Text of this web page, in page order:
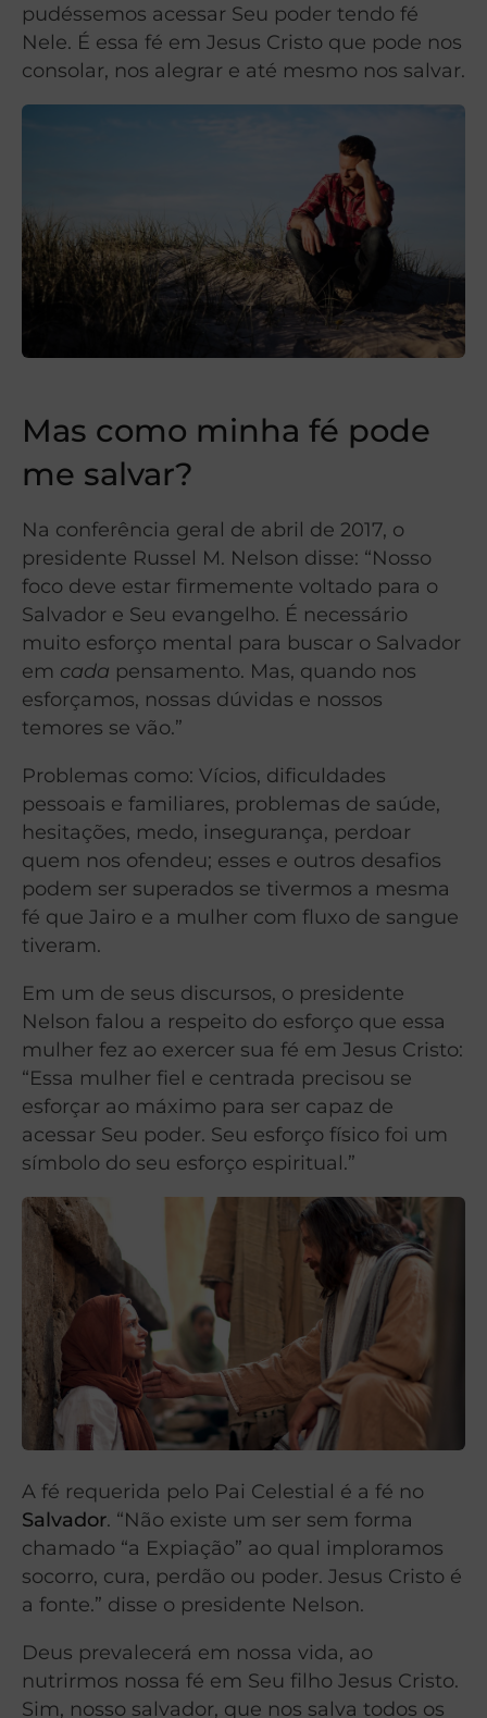
pudéssemos acessar Seu poder tendo fé
Nele. É essa fé em Jesus Cristo que pode nos
consolar, nos alegrar e até mesmo nos salvar.
Mas como minha fé pode
me salvar?
Na conferência geral de abril de 2017, o
presidente Russel M. Nelson disse: “Nosso
foco deve estar firmemente voltado para o
Salvador e Seu evangelho. É necessário
muito esforço mental para buscar o Salvador
em cada pensamento. Mas, quando nos
esforçamos, nossas dúvidas e nossos
temores se vão.”
Problemas como: Vícios, dificuldades
pessoais e familiares, problemas de saúde,
hesitações, medo, insegurança, perdoar
quem nos ofendeu; esses e outros desafios
podem ser superados se tivermos a mesma
fé que Jairo e a mulher com fluxo de sangue
tiveram.
Em um de seus discursos, o presidente
Nelson falou a respeito do esforço que essa
mulher fez ao exercer sua fé em Jesus Cristo:
“Essa mulher fiel e centrada precisou se
esforçar ao máximo para ser capaz de
acessar Seu poder. Seu esforço físico foi um
símbolo do seu esforço espiritual.”
A fé requerida pelo Pai Celestial é a fé no
Salvador. “Não existe um ser sem forma
chamado “a Expiação” ao qual imploramos
socorro, cura, perdão ou poder. Jesus Cristo é
a fonte.” disse o presidente Nelson.
Deus prevalecerá em nossa vida, ao
nutrirmos nossa fé em Seu filho Jesus Cristo.
Sim, nosso salvador, que nos salva todos os